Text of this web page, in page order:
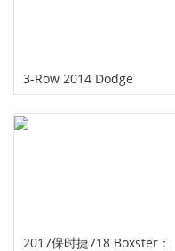
3-Row 2014 Dodge
Durango的价格令人难以忽
2017保时捷718 Boxster：